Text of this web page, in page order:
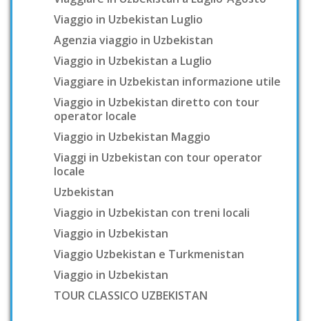
Viaggio in Uzbekistan Luglio
Agenzia viaggio in Uzbekistan
Viaggio in Uzbekistan a Luglio
Viaggiare in Uzbekistan informazione utile
Viaggio in Uzbekistan diretto con tour
operator locale
Viaggio in Uzbekistan Maggio
Viaggi in Uzbekistan con tour operator
locale
Uzbekistan
Viaggio in Uzbekistan con treni locali
Viaggio in Uzbekistan
Viaggio Uzbekistan e Turkmenistan
Viaggio in Uzbekistan
TOUR CLASSICO UZBEKISTAN